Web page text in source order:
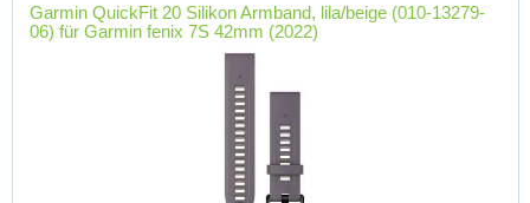
Garmin QuickFit 20 Silikon Armband, lila/beige (010-13279-
06) für Garmin fenix 7S 42mm (2022)